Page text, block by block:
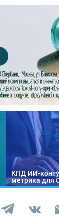
КПД ИИ-
метрика для